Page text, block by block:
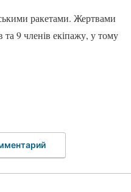
ракетами. Жертвами
та 9 членів екіпажу, у тому